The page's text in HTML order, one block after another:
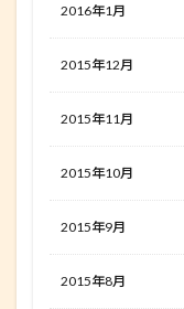
2016年1月
2015年12月
2015年11月
2015年10月
2015年9月
2015年8月